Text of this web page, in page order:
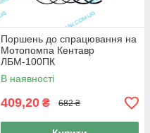
Поршень до спрацювання на
Мотопомпа Кентавр
ЛБМ-100ПК
В наявності
409,20 ₴ 682 ₴